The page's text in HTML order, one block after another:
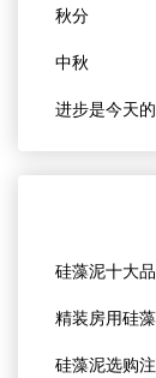
秋分
中秋
进步是今天
硅藻泥十大
精装房用硅
硅藻泥选购